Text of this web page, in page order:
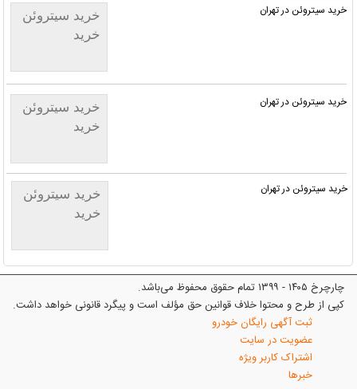
خرید سیتروئن
خرید
خرید سیتروئن در تهران
خرید سیتروئن
خرید
خرید سیتروئن در تهران
خرید سیتروئن
خرید
خرید سیتروئن در تهران
چارچرخ ۱۴۰۵ - ۱۳۹۹ تمام حقوق محفوظ می‌باشد.
کپی از طرح و محتوا خلاف قوانین حق مؤلف است و پیگرد قانونی خواهد داشت.
ثبت آگهی رایگان خودرو
عضویت در سایت
اشتراک کاربر ویژه
خبرها